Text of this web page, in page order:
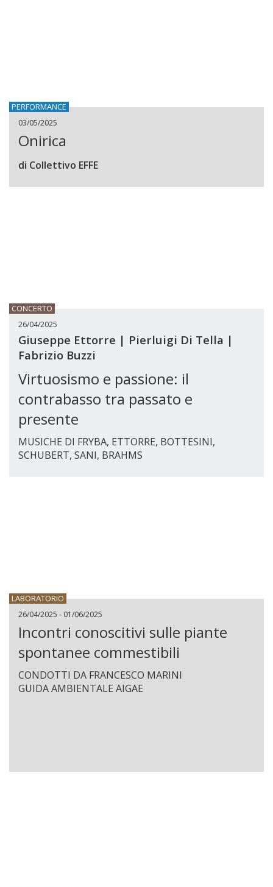
PERFORMANCE
03/05/2025
Onirica
di Collettivo EFFE
CONCERTO
26/04/2025
Giuseppe Ettorre | Pierluigi Di Tella |
Fabrizio Buzzi
Virtuosismo e passione: il
contrabasso tra passato e
presente
MUSICHE DI FRYBA, ETTORRE, BOTTESINI,
SCHUBERT, SANI, BRAHMS
LABORATORIO
26/04/2025 - 01/06/2025
Incontri conoscitivi sulle piante
spontanee commestibili
CONDOTTI DA FRANCESCO MARINI
GUIDA AMBIENTALE AIGAE